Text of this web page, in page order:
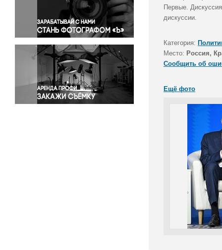
Правосудие
Происшествия и конфликты
Религия
Светская жизнь
Спорт
Экология
Экономика и бизнес
Первые.
дискуссии.
Категория:
Место: Россия,
Сообщить об
Ещё фото